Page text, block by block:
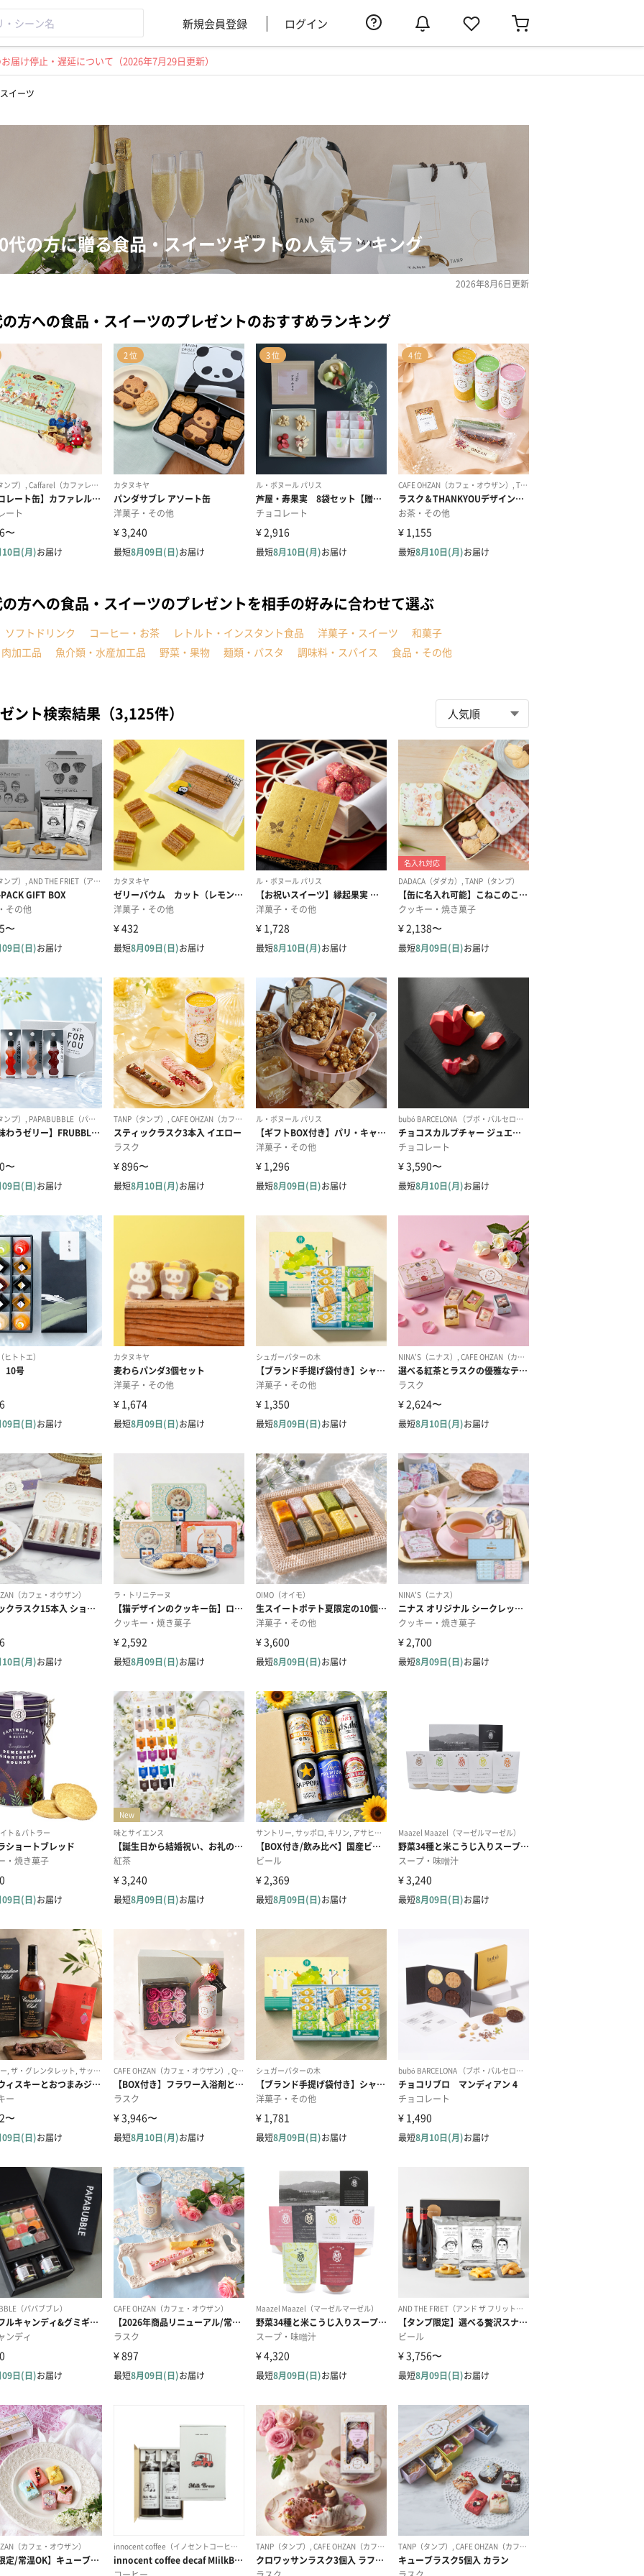
新規会員登録 ログイン
け停止・遅延について（2026年7月29日更新）
イーツ
代の方に贈る食品・スイーツギフトの人気ランキング
2026年8月6日更新
方への食品・スイーツのプレゼントのおすすめランキング
方への食品・スイーツのプレゼントを相手の好みに合わせて選ぶ
ソフトドリンク コーヒー・お茶 レトルト・インスタント食品 洋菓子・スイーツ
和菓子
加工品
魚介類・水産加工品 野菜・果物 麺類・パスタ 調味料・スパイス 食品・その他
ント検索結果（3,125件）